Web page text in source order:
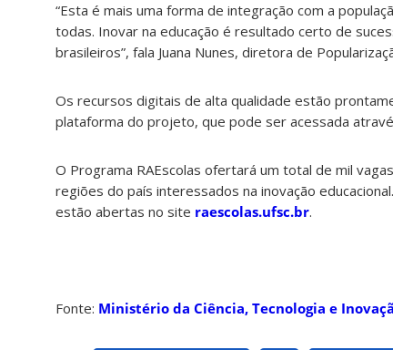
“Esta é mais uma forma de integração com a
todas. Inovar na educação é resultado certo de
brasileiros”, fala Juana Nunes, diretora de
Os recursos digitais de alta qualidade estão
plataforma do projeto, que pode ser acessada
O Programa RAEscolas ofertará um total de mil
regiões do país interessados na inovação
estão abertas no site raescolas.ufsc.br.
Fonte: Ministério da Ciência, Tecnologia e